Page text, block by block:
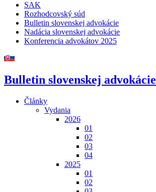
SAK
Rozhodcovský súd
Bulletin slovenskej advokácie
Nadácia slovenskej advokácie
Konferencia advokátov 2025
Bulletin slovenskej advokácie
Články
Vydania
2026
01
02
03
04
2025
01
02